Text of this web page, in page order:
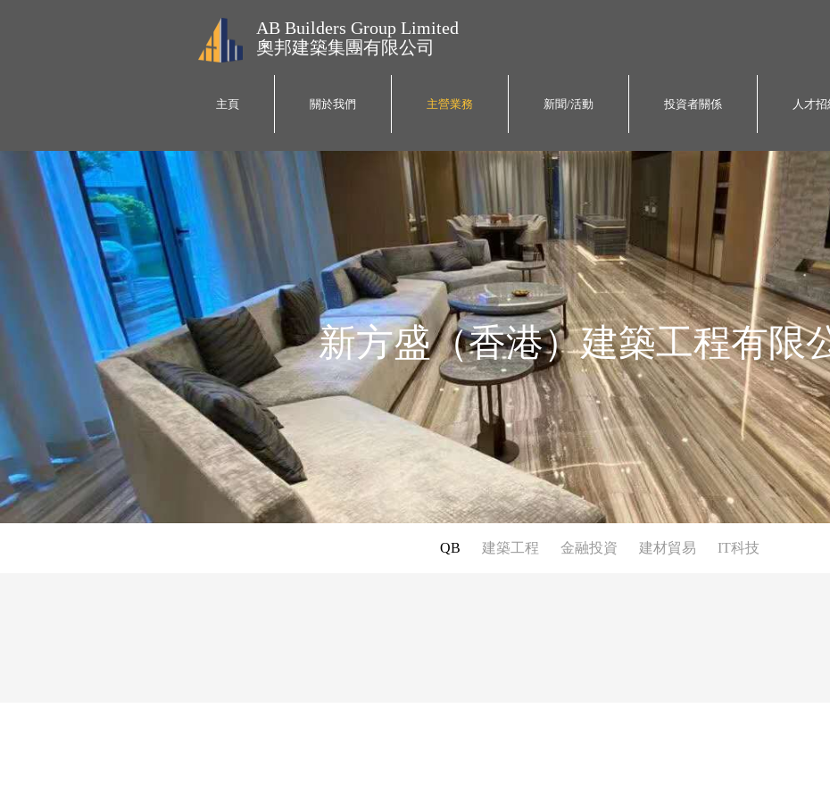
AB Builders Group Limited
奧邦建築集團有限公司
主頁 關於我們 主營業務 新聞/活動 投資者關係 人才招
新方盛（香港）建築工程有限
QB 建築工程 金融投資 建材貿易 IT科技